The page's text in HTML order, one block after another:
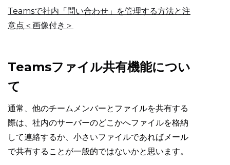
Teamsで社内「問い合わせ」を管理する方法と注
意点＜画像付き＞
Teamsファイル共有機能につい
て
通常、他のチームメンバーとファイルを共有する
際は、社内のサーバーのどこかへファイルを格納
して連絡するか、小さいファイルであればメール
で共有することが一般的ではないかと思います。